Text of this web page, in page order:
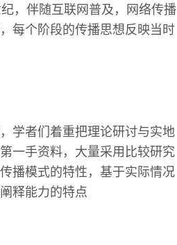
，伴随互联网普及，网络传播
每个阶段的传播思想反映当时
学者们着重把理论研讨与实地
一手资料，大量采用比较研究
播模式的特性，基于实际情况
释能力的特点